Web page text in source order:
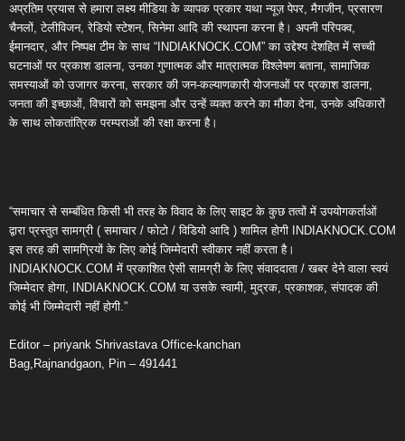
अप्रतिम प्रयास से हमारा लक्ष्य मीडिया के व्यापक प्रकार यथा न्यूज़ पेपर, मैगजीन, प्रसारण
चैनलों, टेलीविजन, रेडियो स्टेशन, सिनेमा आदि की स्थापना करना है। अपनी परिपक्व,
ईमानदार, और निष्पक्ष टीम के साथ “INDIAKNOCK.COM” का उद्देश्य देशहित में सच्ची
घटनाओं पर प्रकाश डालना, उनका गुणात्मक और मात्रात्मक विश्लेषण बताना, सामाजिक
समस्याओं को उजागर करना, सरकार की जन-कल्याणकारी योजनाओं पर प्रकाश डालना,
जनता की इच्छाओं, विचारों को समझना और उन्हें व्यक्त करने का मौका देना, उनके अधिकारों
के साथ लोकतांत्रिक परम्पराओं की रक्षा करना है।
“समाचार से सम्बंधित किसी भी तरह के विवाद के लिए साइट के कुछ तत्वों में उपयोगकर्ताओं
द्वारा प्रस्तुत सामग्री ( समाचार / फोटो / विडियो आदि ) शामिल होगी INDIAKNOCK.COM
इस तरह की सामग्रियों के लिए कोई जिम्मेदारी स्वीकार नहीं करता है।
INDIAKNOCK.COM में प्रकाशित ऐसी सामग्री के लिए संवाददाता / खबर देने वाला स्वयं
जिम्मेदार होगा, INDIAKNOCK.COM या उसके स्वामी, मुद्रक, प्रकाशक, संपादक की
कोई भी जिम्मेदारी नहीं होगी.”
Editor – priyank Shrivastava Office-kanchan
Bag,Rajnandgaon, Pin – 491441